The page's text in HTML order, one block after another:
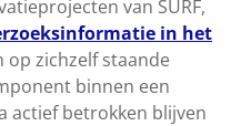
van SURF,
in het
op zichzelf staande
binnen een
actief betrokken blijven